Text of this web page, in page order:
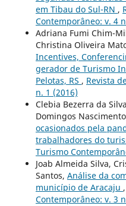
em Tibau do Sul-RN ,
Contemporâneo: v. 4
Adriana Fumi Chim-
Christina Oliveira
Incentives,
gerador de Turismo
Pelotas, RS , Revista
n. 1 (2016)
Clebia Bezerra da
Domingos
ocasionados pela
trabalhadores do
Turismo
Joab Almeida Silva,
Santos, Análise da
município de Aracaju ,
Contemporâneo: v. 3